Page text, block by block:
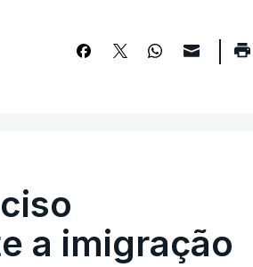
a imigração